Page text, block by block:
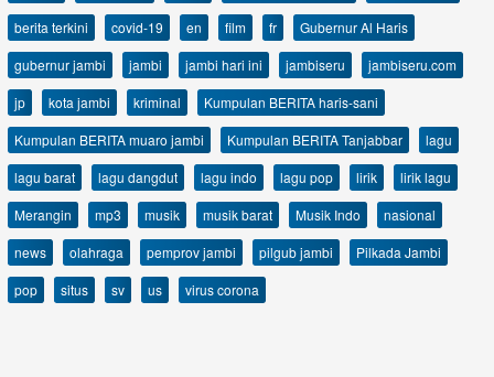
berita terkini
covid-19 en film fr
Gubernur Al Haris
gubernur jambi
jambi jambi hari ini jambiseru
jambiseru.com
jp
kota jambi kriminal
Kumpulan BERITA haris-sani
Kumpulan BERITA muaro jambi
Kumpulan BERITA Tanjabbar
lagu
lagu barat
lagu dangdut lagu indo lagu pop lirik
lirik lagu
Merangin
mp3 musik musik barat Musik Indo
nasional
news
olahraga pemprov jambi pilgub jambi
Pilkada Jambi
pop
situs sv us virus corona